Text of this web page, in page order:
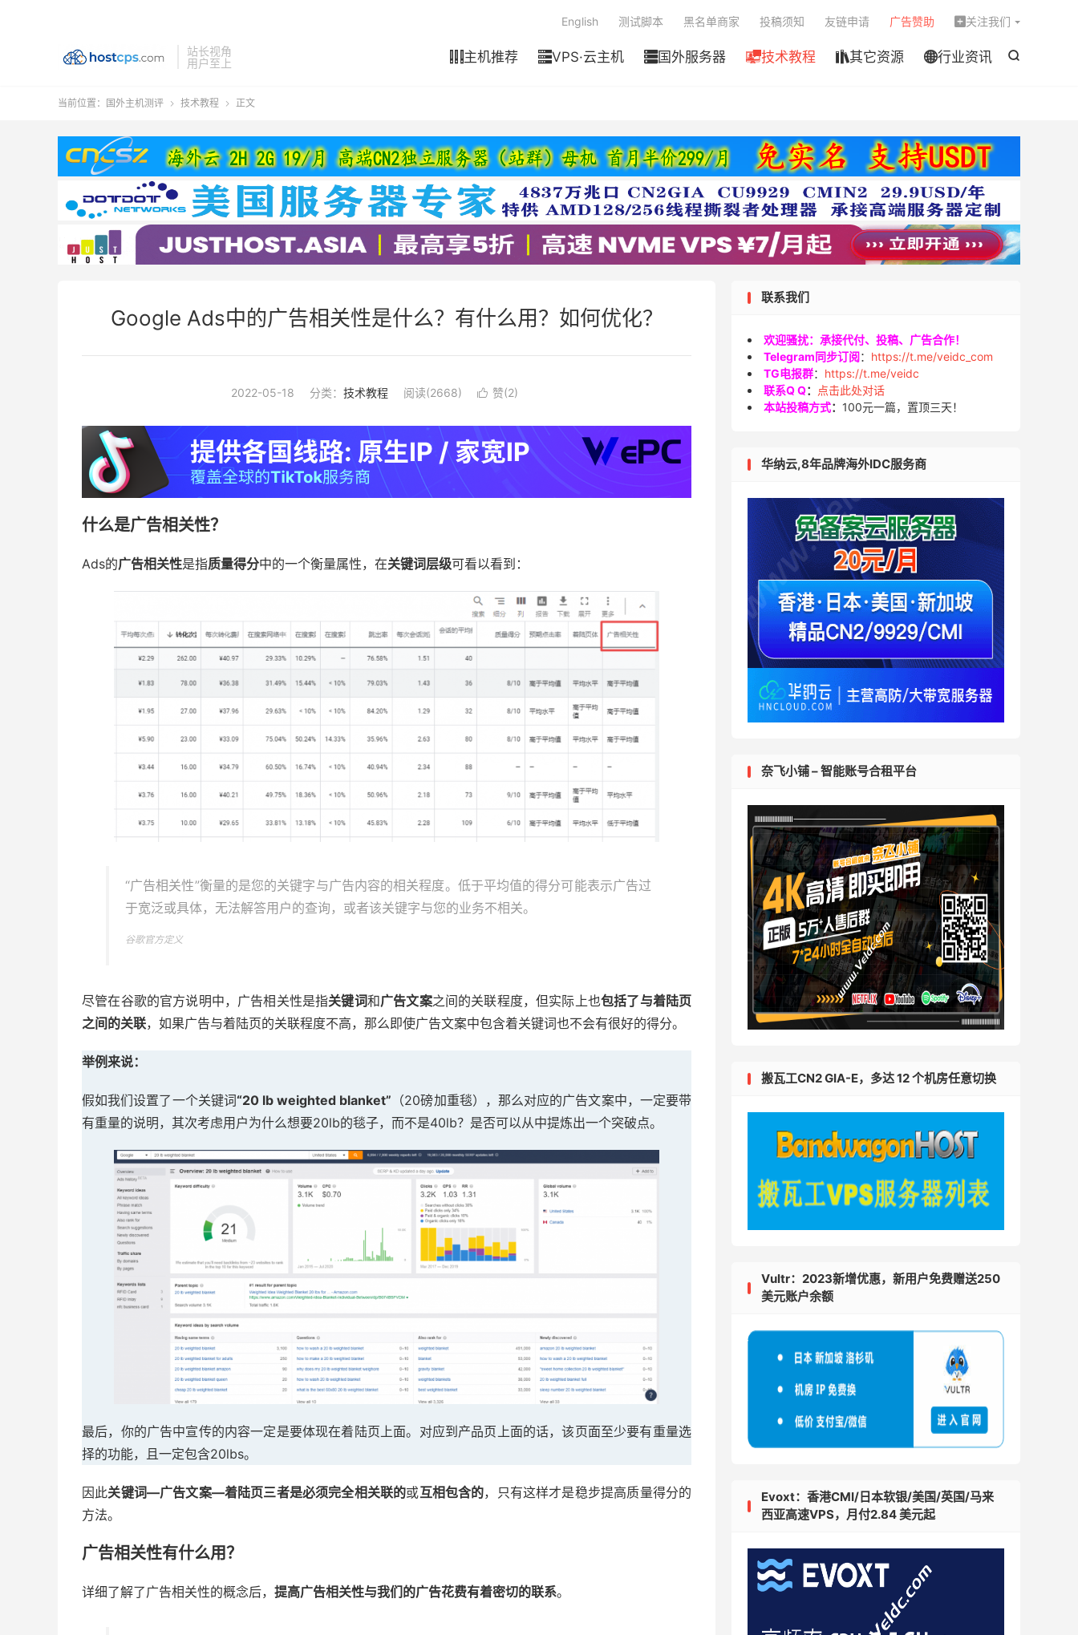
站长视角
用户至上

主机推荐 VPS·云主机 国外服务器 技术教程 其它资源 行业资讯
English 测试脚本 黑名单商家 投稿须知 友链申请 广告赞助  关注我们
当前位置： 国外主机测评  技术教程  正文
Google Ads中的广告相关性是什么？有什么用？如何优化？
2022-05-18 分类： 技术教程 阅读(2668)  赞(2)
什么是广告相关性？
Ads的广告相关性是指质量得分中的一个衡量属性，在关键词层级可看以看到：
“广告相关性”衡量的是您的关键字与广告内容的相关程度。低于平均值的得分可能表示广告过
于宽泛或具体，无法解答用户的查询，或者该关键字与您的业务不相关。
谷歌官方定义
尽管在谷歌的官方说明中，广告相关性是指关键词和广告文案之间的关联程度，但实际上也包括了与着陆页
之间的关联，如果广告与着陆页的关联程度不高，那么即使广告文案中包含着关键词也不会有很好的得分。
举例来说：
假如我们设置了一个关键词“20 lb weighted blanket” （20磅加重毯），那么对应的广告文案中，一定要带
有重量的说明，其次考虑用户为什么想要20lb的毯子，而不是40lb？是否可以从中提炼出一个突破点。
最后，你的广告中宣传的内容一定是要体现在着陆页上面。对应到产品页上面的话，该页面至少要有重量选
择的功能，且一定包含20lbs。
因此关键词—广告文案—着陆页三者是必须完全相关联的或互相包含的，只有这样才是稳步提高质量得分的
方法。
广告相关性有什么用？
详细了解了广告相关性的概念后， 提高广告相关性与我们的广告花费有着密切的联系。
联系我们
欢迎骚扰：承接代付、投稿、广告合作！
Telegram同步订阅： https://t.me/veidc_com
TG电报群： https://t.me/veidc
联系Q Q：
点击此处对话
本站投稿方式： 100元一篇，置顶三天！
华纳云,8年品牌海外IDC服务商
奈飞小铺 – 智能账号合租平台
搬瓦工CN2 GIA-E，多达 12 个机房任意切换
Vultr：2023新增优惠，新用户免费赠送250
美元账户余额
Evoxt：香港CMI/日本软银/美国/英国/马来
西亚高速VPS，月付2.84 美元起